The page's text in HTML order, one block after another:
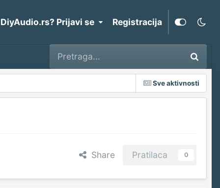
Prijavi se Registracija
Sve aktivnosti
Share Pratilaca 0